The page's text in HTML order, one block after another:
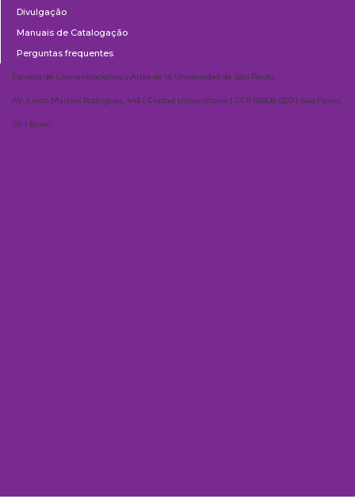
Divulgação
Manuais de Catalogação
Perguntas frequentes
Escuela de Comunicaciones y Artes de la Universidad de São Paulo
AV. Lúcio Martins Rodrigues, 443 | Ciudad Universitaria | CEP 05508-020 | São Paulo,
SP | Brasil